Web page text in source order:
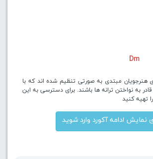
Dm
هنرجویان مبتدی به صورتی تنظیم شده اند که با
به نواختن ترانه ها باشند. برای دسترسی به این
تهیه کنید
نمایش ادامه آکورد وارد شوید